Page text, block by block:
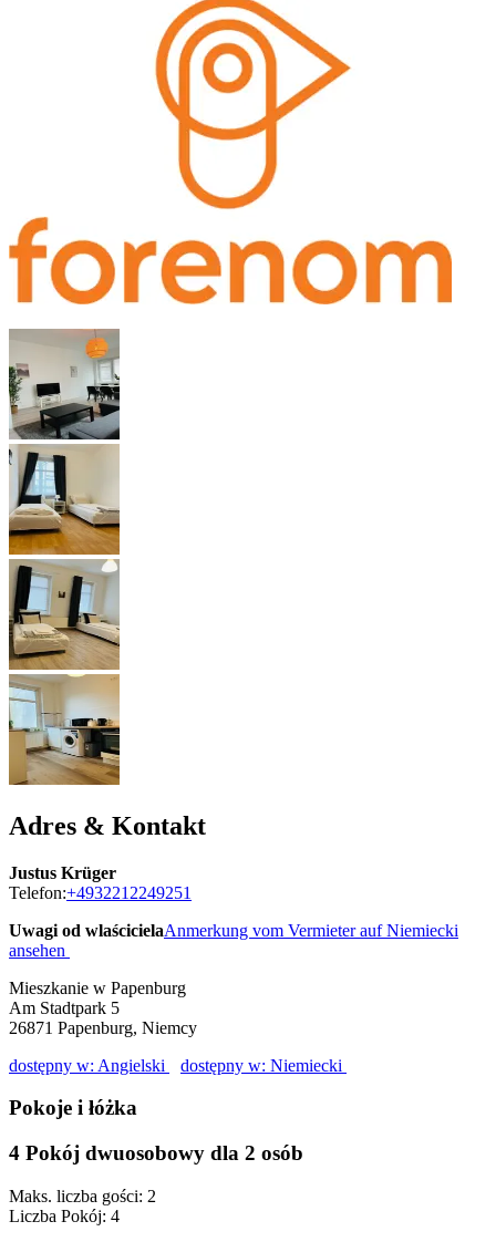
Adres & Kontakt
Justus Krüger
Telefon:+4932212249251
Uwagi od wlaścicielaAnmerkung vom Vermieter auf Niemiecki
ansehen
Mieszkanie w Papenburg
Am Stadtpark 5
26871 Papenburg, Niemcy
dostępny w: Angielski
dostępny w: Niemiecki
Pokoje i łóżka
4 Pokój dwuosobowy dla 2 osób
Maks. liczba gości: 2
Liczba Pokój: 4